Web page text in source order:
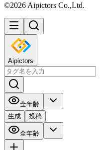
©2026 Aipictors Co.,Ltd.
Aipictors
全年齢
生成
投稿
全年齢